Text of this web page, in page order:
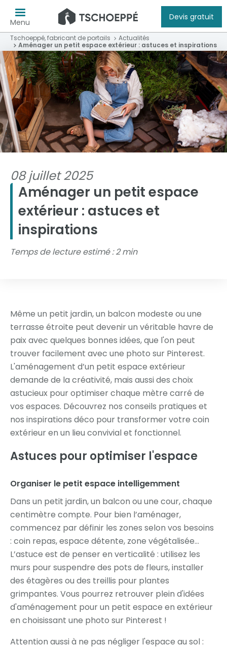
Menu
Devis gratuit
Tschoeppé, fabricant de portails
Actualités
Aménager un petit espace extérieur : astuces et inspirations
08 juillet 2025
Aménager un petit espace
extérieur : astuces et
inspirations
Temps de lecture estimé : 2 min
Même un petit jardin, un balcon modeste ou une
terrasse étroite peut devenir un véritable havre de
paix avec quelques bonnes idées, que l'on peut
trouver facilement avec une photo sur Pinterest.
L'aménagement d’un petit espace extérieur
demande de la créativité, mais aussi des choix
astucieux pour optimiser chaque mètre carré de
vos espaces. Découvrez nos conseils pratiques et
nos inspirations déco pour transformer votre coin
extérieur en un lieu convivial et fonctionnel.
Astuces pour optimiser l'espace
Organiser le petit espace intelligemment
Dans un petit jardin, un balcon ou une cour, chaque
centimètre compte. Pour bien l’aménager,
commencez par définir les zones selon vos besoins
: coin repas, espace détente, zone végétalisée…
L’astuce est de penser en verticalité : utilisez les
murs pour suspendre des pots de fleurs, installer
des étagères ou des treillis pour plantes
grimpantes. Vous pourrez retrouver plein d'idées
d'aménagement pour un petit espace en extérieur
en choisissant une photo sur Pinterest !
Attention aussi à ne pas négliger l'espace au sol :